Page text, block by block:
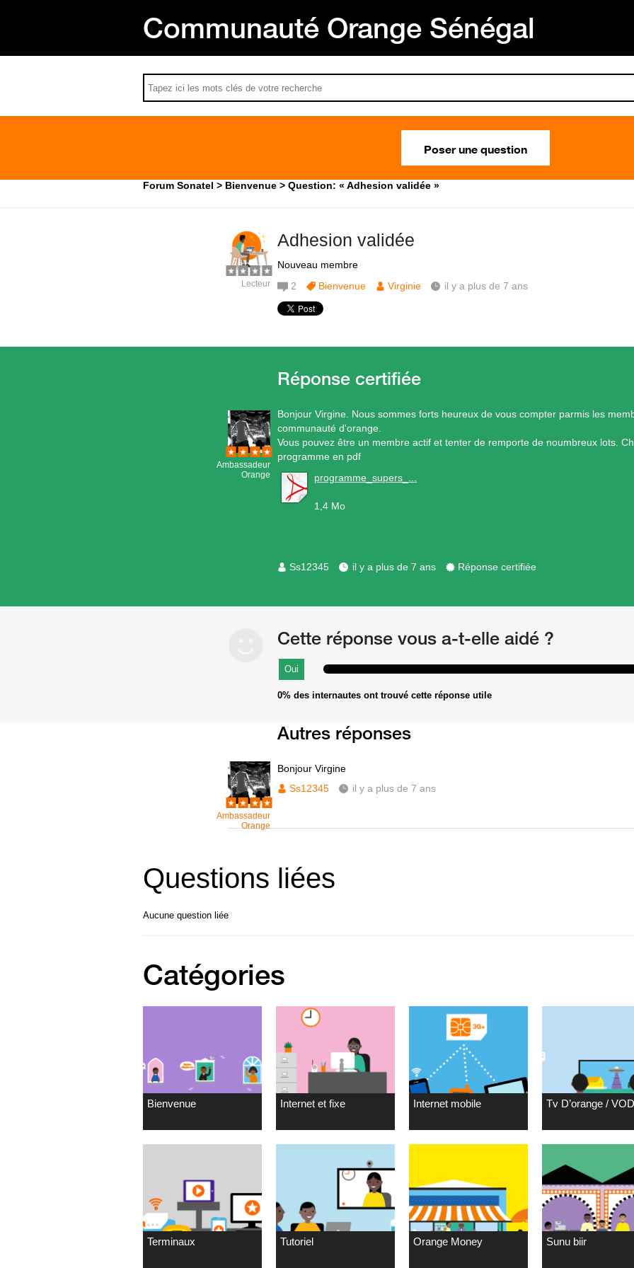
Communauté Orange Sénégal
Poser une question
Forum Sonatel Bienvenue Question: « Adhesion validée »
Adhesion validée
Nouveau membre
Lecteur 2 Bienvenue Virginie il y a plus de 7 ans
Ambassadeur
Orange
Bonjour Virgine. Nous sommes forts heureux de vous compter parmis les
communauté d'orange.
Vous pouvez être un membre actif et tenter de remporte de noumbreux lots.
programme en pdf
programme_supers_...
1,4 Mo
Ss12345 il y a plus de 7 ans Réponse certifiée
Cette réponse vous a-t-elle aidé ?
Oui
0% des internautes ont trouvé cette réponse utile
Autres réponses
Ambassadeur
Orange
Bonjour Virgine
Ss12345
il y a plus de 7 ans
Questions liées
Aucune question liée
Catégories
Bienvenue Internet et fixe Internet mobile Tv D’orange / VOD
Terminaux Tutoriel Orange Money Sunu biir